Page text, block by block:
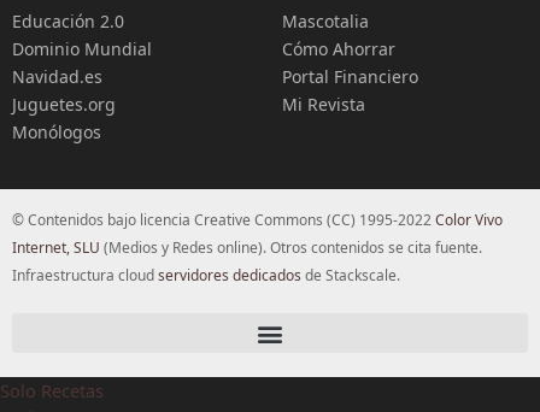
Educación 2.0
Dominio Mundial
Navidad.es
Juguetes.org
Monólogos
Mascotalia
Cómo Ahorrar
Portal Financiero
Mi Revista
© Contenidos bajo licencia Creative Commons (CC) 1995-2022Color Vivo
Internet, SLU (Medios y Redes online). Otros contenidos se cita fuente.
Infraestructura cloudservidores dedicados de Stackscale.
Solo Recetas